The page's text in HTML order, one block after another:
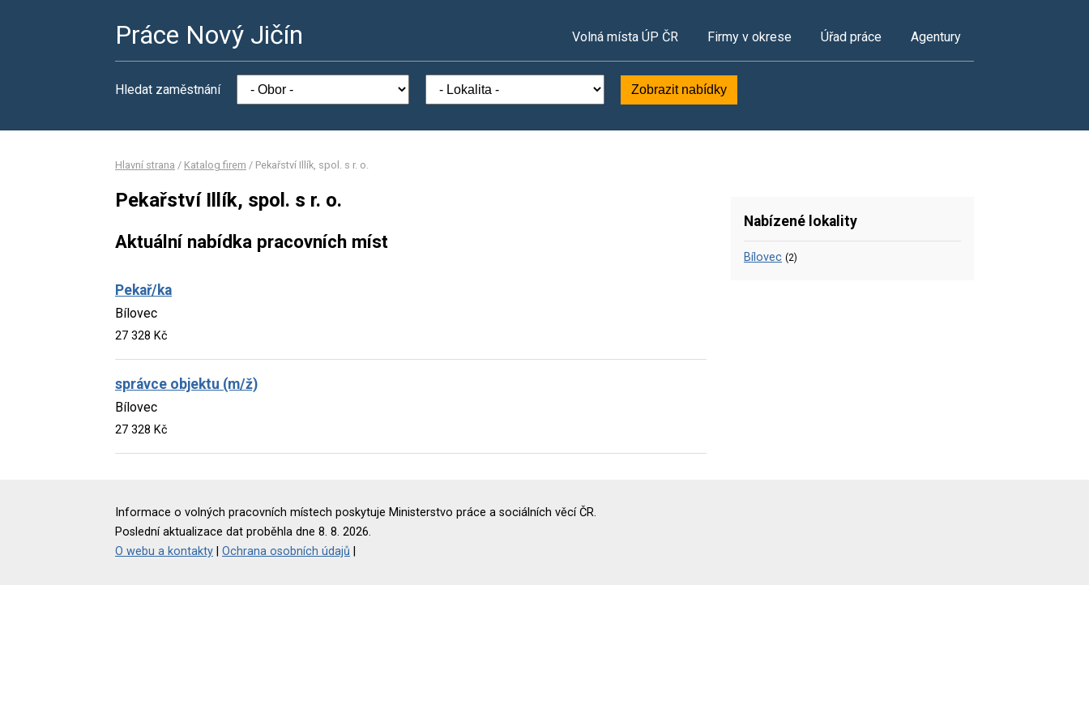
Práce Nový Jičín Volná místa ÚP ČR Firmy v okrese Úřad práce Agentury
Hledat zaměstnání Zobrazit nabídky
Hlavní strana / Katalog firem / Pekařství Illík, spol. s r. o.
Pekařství Illík, spol. s r. o.
Aktuální nabídka pracovních míst
Pekař/ka
Bílovec
27 328 Kč
správce objektu (m/ž)
Bílovec
27 328 Kč
Nabízené lokality
Bílovec (2)
Informace o volných pracovních místech poskytuje Ministerstvo práce a sociálních věcí ČR.
Poslední aktualizace dat proběhla dne 8. 8. 2026.
O webu a kontakty
Ochrana osobních údajů